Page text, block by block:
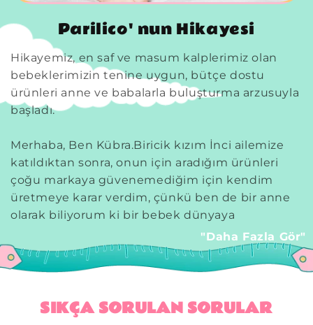
Parilico' nun Hikayesi
Hikayemiz, en saf ve masum kalplerimiz olan
bebeklerimizin tenine uygun, bütçe dostu
ürünleri anne ve babalarla buluşturma arzusuyla
başladı.
Merhaba, Ben Kübra.Biricik kızım İnci ailemize
katıldıktan sonra, onun için aradığım ürünleri
çoğu markaya güvenemediğim için kendim
üretmeye karar verdim, çünkü ben de bir anne
olarak biliyorum ki bir bebek dünyaya
geldiğinde çeşitli hazırlıklar yapılıyor, kendisine
en güzel kumaşlar seçiliyor, özenle korunuyor ve
bebeğimizi korumak için onu sardığımız
İstedim ki ben İncim için ürettiğim hem bebek
"Daha Fazla Gör"
SIKÇA SORULAN SORULAR